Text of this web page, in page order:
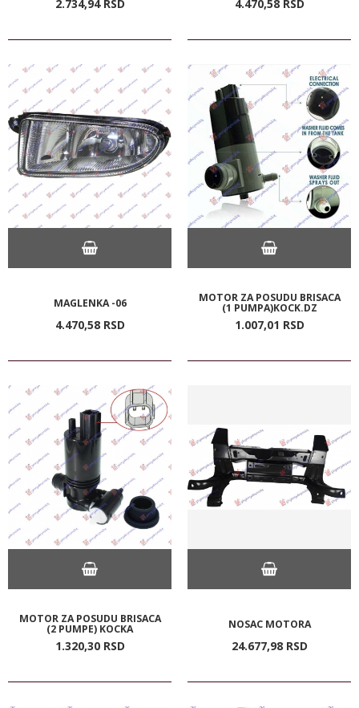
2.734,94 RSD 4.470,58 RSD
MAGLENKA -06
4.470,58 RSD
MOTOR ZA POSUDU BRISACA
(1 PUMPA)KOCK.DZ
1.007,01 RSD
MOTOR ZA POSUDU BRISACA
(2 PUMPE) KOCKA
1.320,30 RSD
NOSAC MOTORA
24.677,98 RSD